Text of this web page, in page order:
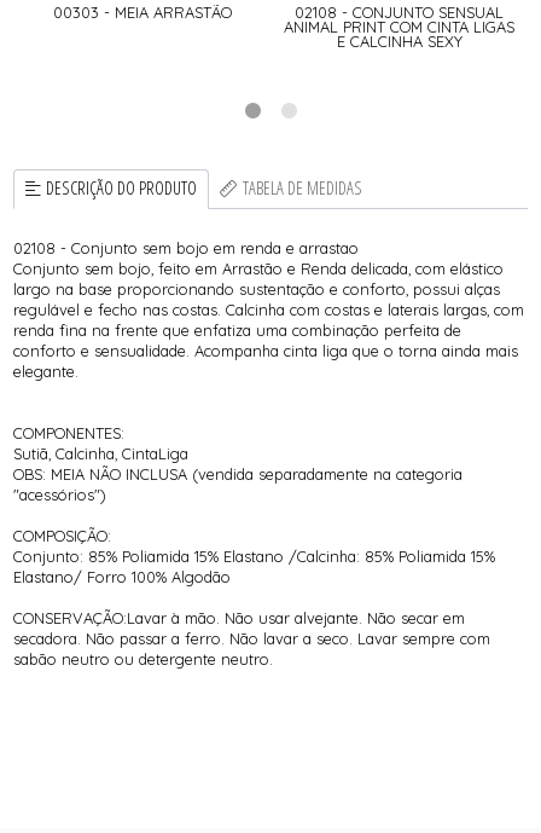
00303 - MEIA ARRASTÃO 02108 - CONJUNTO SENSUAL
ANIMAL PRINT COM CINTA LIGAS
E CALCINHA SEXY
DESCRIÇÃO DO PRODUTO TABELA DE MEDIDAS
02108 - Conjunto sem bojo em renda e arrastao
Conjunto sem bojo, feito em Arrastão e Renda delicada, com elástico
largo na base proporcionando sustentação e conforto, possui alças
regulável e fecho nas costas. Calcinha com costas e laterais largas, com
renda fina na frente que enfatiza uma combinação perfeita de
conforto e sensualidade. Acompanha cinta liga que o torna ainda mais
elegante.
COMPONENTES:
Sutiã, Calcinha, CintaLiga
OBS: MEIA NÃO INCLUSA (vendida separadamente na categoria
"acessórios")
COMPOSIÇÃO:
Conjunto: 85% Poliamida 15% Elastano /Calcinha: 85% Poliamida 15%
Elastano/ Forro 100% Algodão
CONSERVAÇÃO:Lavar à mão. Não usar alvejante. Não secar em
secadora. Não passar a ferro. Não lavar a seco. Lavar sempre com
sabão neutro ou detergente neutro.